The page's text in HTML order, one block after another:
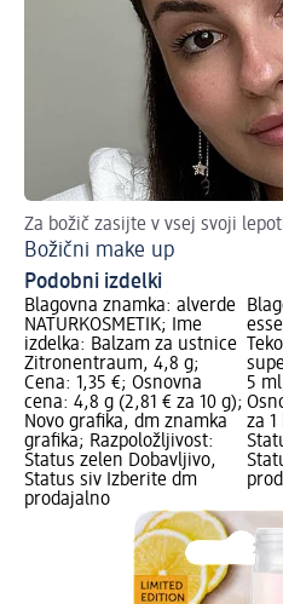
Za božič zasijte v vsej svoji
Božični make up
Podobni izdelki
Blagovna znamka: alverde
NATURKOSMETIK; Ime
izdelka: Balzam za ustnice
Zitronentraum, 4,8 g;
Cena: 1,35 €; Osnovna
cena: 4,8 g (2,81 € za 10 g);
Novo grafika, dm znamka
grafika; Razpoložljivost:
Status zelen Dobavljivo,
Status siv Izberite dm
prodajalno
5
za